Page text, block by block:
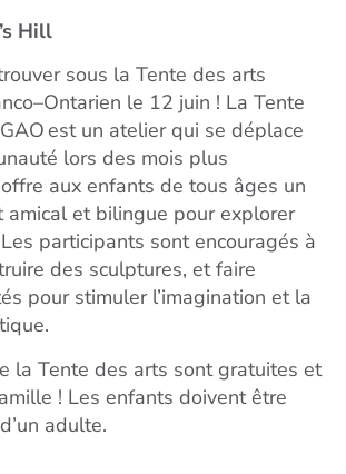
Hill
sous la Tente des arts
–Ontarien le 12 juin ! La Tente
est un atelier qui se déplace
lors des mois plus
aux enfants de tous âges un
amical et bilingue pour explorer
participants sont encouragés à
des sculptures, et faire
pour stimulerl’imagination et la
la Tente des arts sont gratuites et
! Les enfants doivent être
adulte.